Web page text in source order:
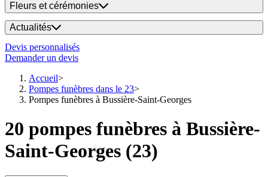
Fleurs et cérémonies
Actualités
Devis personnalisés
Demander un devis
Accueil
Pompes funèbres dans le 23
Pompes funèbres à Bussière-Saint-Georges
20 pompes funèbres à Bussière-
Saint-Georges (23)